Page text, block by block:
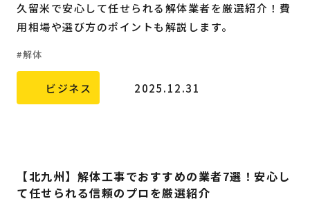
福岡の暮らし 情報
福岡のビジネス
久留米で安心して任せられる解体業者を厳選紹介！費
用相場や選び方のポイントも解説します。
解体
ビジネス 2025.12.31
【北九州】解体工事でおすすめの業者7選！安心し
て任せられる信頼のプロを厳選紹介